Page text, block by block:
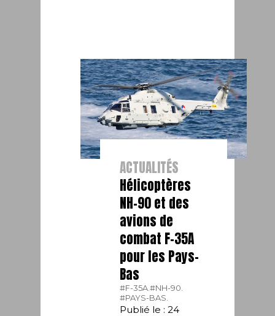
ACTUALITÉS
Hélicoptères
NH-90 et des
avions de
combat F-35A
pour les Pays-
Bas
#F-35A.#NH-90.
#PAYS-BAS.
Publié le : 24